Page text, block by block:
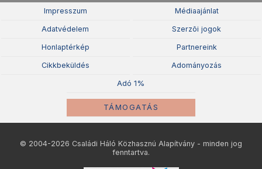
Impresszum Médiaajánlat
Adatvédelem Szerzõi jogok
Honlaptérkép Partnereink
Cikkbeküldés Adományozás
Adó 1%
TÁMOGATÁS
© 2004-2026 Családi Háló Közhasznú Alapítvány - minden jog
fenntartva.